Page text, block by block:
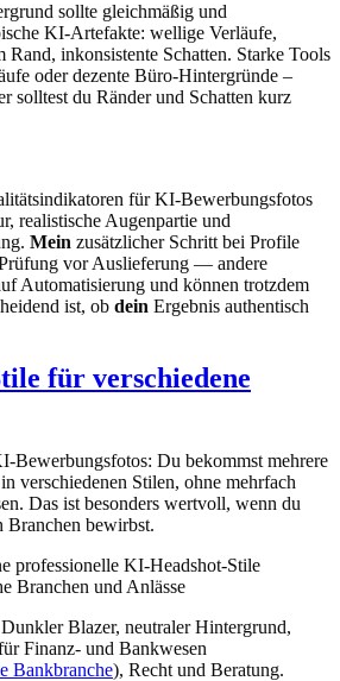
sollte gleichmäßig und
KI-Artefakte: wellige Verläufe,
Rand, inkonsistente Schatten. Starke Tools
oder dezente Büro-Hintergründe –
solltest du Ränder und Schatten kurz
für KI-Bewerbungsfotos
realistische Augenpartie und
Mein zusätzlicher Schritt bei Profile
vor Auslieferung — andere
Automatisierung und können trotzdem
ist, ob dein Ergebnis authentisch
für verschiedene
Bewerbungsfotos: Du bekommst mehrere
verschiedenen Stilen, ohne mehrfach
Das ist besonders wertvoll, wenn du
Branchen bewirbst.
professionelle KI-Headshot-Stile
Branchen und Anlässe
Dunkler Blazer, neutraler Hintergrund,
Finanz- und Bankwesen
Bankbranche), Recht und Beratung.